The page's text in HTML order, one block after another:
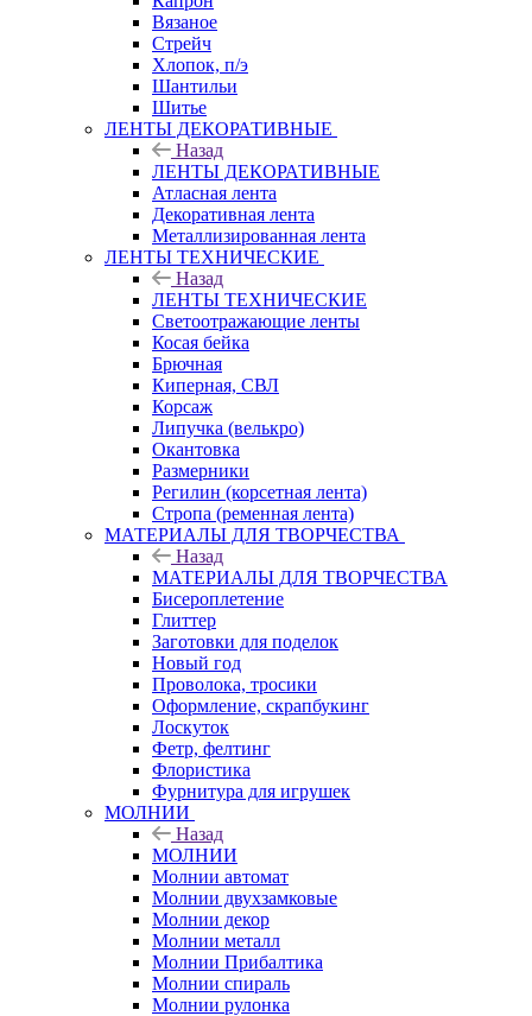
Вязаное
Стрейч
Хлопок, п/э
Шантильи
Шитье
ЛЕНТЫ ДЕКОРАТИВНЫЕ
Назад
ЛЕНТЫ ДЕКОРАТИВНЫЕ
Атласная лента
Декоративная лента
Металлизированная лента
ЛЕНТЫ ТЕХНИЧЕСКИЕ
Назад
ЛЕНТЫ ТЕХНИЧЕСКИЕ
Светоотражающие ленты
Косая бейка
Брючная
Киперная, СВЛ
Корсаж
Липучка (велькро)
Окантовка
Размерники
Регилин (корсетная лента)
Стропа (ременная лента)
МАТЕРИАЛЫ ДЛЯ ТВОРЧЕСТВА
Назад
МАТЕРИАЛЫ ДЛЯ ТВОРЧЕСТВА
Бисероплетение
Глиттер
Заготовки для поделок
Новый год
Проволока, тросики
Оформление, скрапбукинг
Лоскуток
Фетр, фелтинг
Флористика
Фурнитура для игрушек
МОЛНИИ
Назад
МОЛНИИ
Молнии автомат
Молнии двухзамковые
Молнии декор
Молнии металл
Молнии Прибалтика
Молнии спираль
Молнии рулонка